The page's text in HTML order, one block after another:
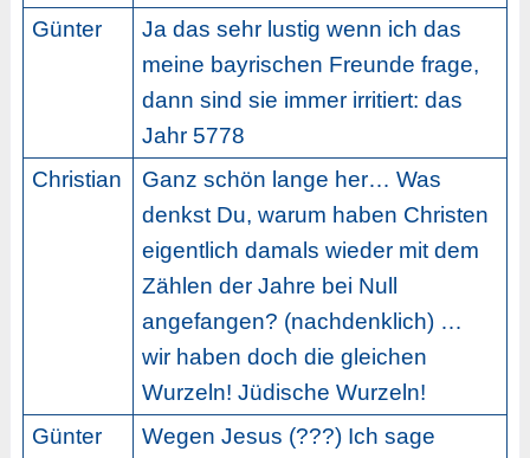
Günter
Ja das sehr lustig wenn ich das
meine bayrischen Freunde frage,
dann sind sie immer irritiert: das
Jahr 5778
Christian
Ganz schön lange her… Was
denkst Du, warum haben Christen
eigentlich damals wieder mit dem
Zählen der Jahre bei Null
angefangen? (nachdenklich) …
wir haben doch die gleichen
Wurzeln! Jüdische Wurzeln!
Günter
Wegen Jesus (???) Ich sage